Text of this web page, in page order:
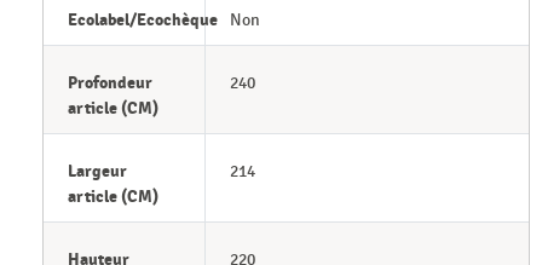
Ecolabel/Ecochèque Non
Profondeur
article (CM)
240
Largeur
article (CM)
214
Hauteur 220